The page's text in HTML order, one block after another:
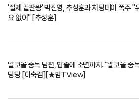
'절제 끝판왕' 박진영, 추성훈과 치팅데이 폭주 "
요 없어" [추성훈]
알코올 중독 남편, 밥솥에 소변까지.."알코올 중
당당 [이숙캠][★밤TView]